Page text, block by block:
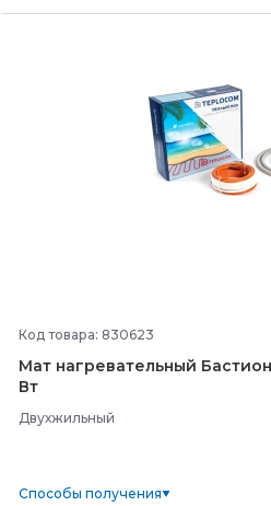
Код товара: 830623
Мат нагревательный
Вт
Двухжильный
Способы получения